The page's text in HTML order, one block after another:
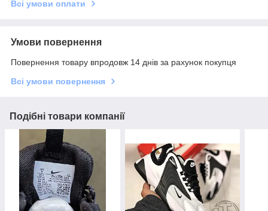
Всі умови оплати
Умови повернення
Повернення товару впродовж 14 днів за рахунок покупця
Всі умови повернення
Подібні товари компанії